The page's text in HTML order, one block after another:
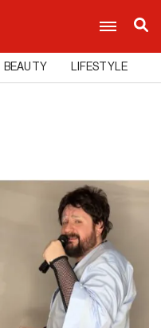
BEAUTY LIFESTYLE